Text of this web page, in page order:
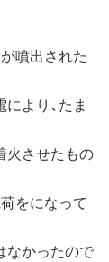
噴出された
より、たま
火させたもの
をになって
なかったので